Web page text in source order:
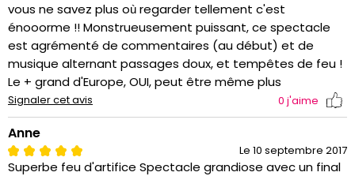
vous ne savez plus où regarder tellement c'est
énooorme !! Monstrueusement puissant, ce spectacle
est agrémenté de commentaires (au début) et de
musique alternant passages doux, et tempêtes de feu !
Le + grand d'Europe, OUI, peut être même plus
Signaler cet avis 0 j'aime
Anne
Le 10 septembre 2017
Superbe feu d'artifice Spectacle grandiose avec un final